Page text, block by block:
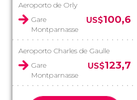
Aeroporto de Orly
Gare
Montparnasse
US$100,6
Aeroporto Charles de Gaulle
Gare
Montparnasse
US$123,7